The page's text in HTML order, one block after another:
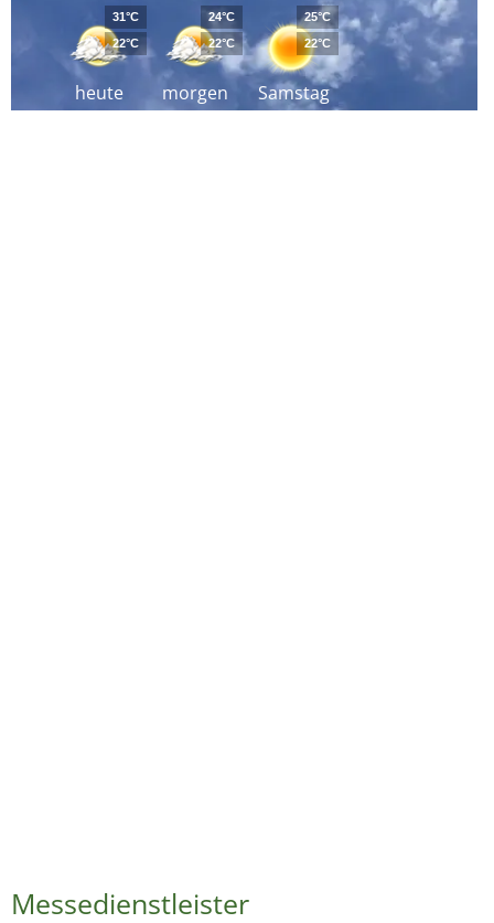
heute
31°C
22°C
morgen
24°C
22°C
Samstag
25°C
22°C
Messedienstleister